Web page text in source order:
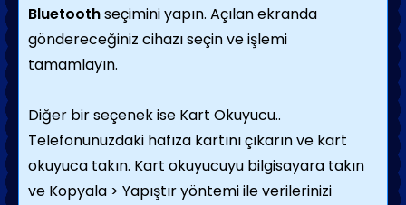
Bluetoothseçimini yapın. Açılan ekranda
göndereceğiniz cihazı seçin ve işlemi
tamamlayın.
Diğer bir seçenek ise Kart Okuyucu..
Telefonunuzdaki hafıza kartını çıkarın ve kart
okuyuca takın. Kart okuyucuyu bilgisayara takın
ve Kopyala > Yapıştır yöntemi ile verilerinizi